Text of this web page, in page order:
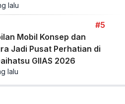
lalu
#5
Mobil Konsep dan
Jadi Pusat Perhatian di
GIIAS 2026
lalu